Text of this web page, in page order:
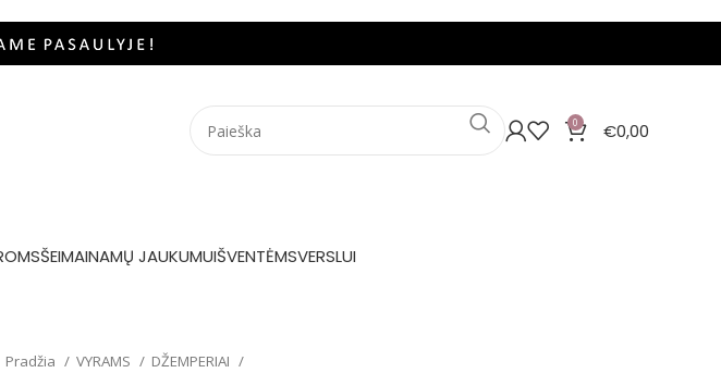
0 €0,00
ŠEIMAINAMŲ JAUKUMUIŠVENTĖMSVERSLUI
Pradžia VYRAMS
DŽEMPERIAI